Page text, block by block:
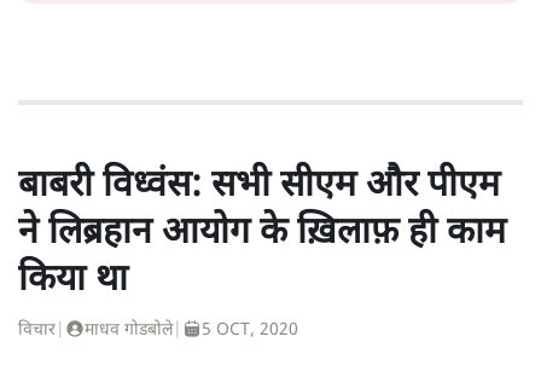
बाबरी विध्वंस: सभी सीएम और पीएम
ने लिब्रहान आयोग के ख़िलाफ़ ही काम
किया था
विचार माधव गोडबोले| 5 OCT, 2020